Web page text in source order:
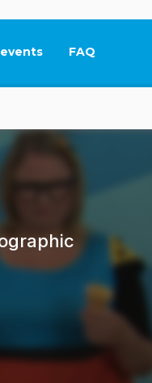
FAQ
This link will